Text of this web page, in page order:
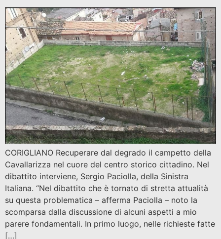
CORIGLIANO Recuperare dal degrado il campetto della
Cavallarizza nel cuore del centro storico cittadino. Nel
dibattito interviene, Sergio Paciolla, della Sinistra
Italiana. “Nel dibattito che è tornato di stretta attualità
su questa problematica – afferma Paciolla – noto la
scomparsa dalla discussione di alcuni aspetti a mio
parere fondamentali. In primo luogo, nelle richieste fatte
[…]